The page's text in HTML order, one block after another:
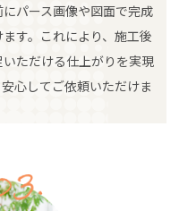
パース画像や図面で完成
す。これにより、施工後
ただける仕上がりを実現
心してご依頼いただけま